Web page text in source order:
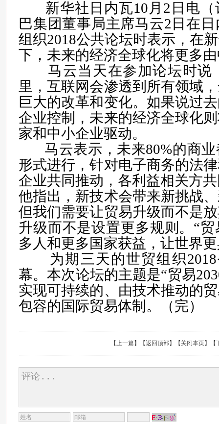
新华社日内瓦10月2日电（
巴集团董事局主席马云2日在
组织2018公共论坛时表示，在
下，未来的经济全球化将更多
马云当天在参加论坛时说
里，互联网会渗透到所有领域
巨大的改革和变化。如果说过
企业控制，未来的经济全球化
家和中小企业驱动。
马云表示，未来80%的商
形式进行，针对电子商务的法
企业共同推动，各利益相关方
他指出，新技术会带来新挑战
但我们需要让贸易升级而不是
升级而不是设置更多规则。“
多人和更多国家获益，让世界
为期三天的世贸组织
幕。本次论坛的主题是“贸易
实现可持续的、由技术推动的
包容的国际贸易体制。（完）
【上一篇】【返回顶部】【 关闭本页】【